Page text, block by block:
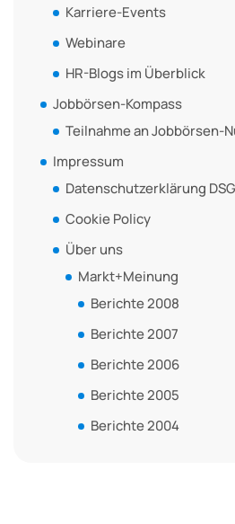
Karriere-Events
Webinare
HR-Blogs im Überblick
Jobbörsen-Kompass
Teilnahme an Jobbörsen-
Impressum
Datenschutzerklärung
Cookie Policy
Über uns
Markt+Meinung
Berichte 2008
Berichte 2007
Berichte 2006
Berichte 2005
Berichte 2004